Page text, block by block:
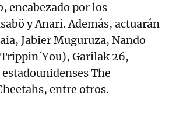
encabezado por los
y Anari. Además, actuarán
Jabier Muguruza, Nando
Garilak 26,
The
entre otros.